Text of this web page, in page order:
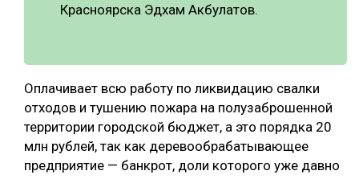
Красноярска Эдхам Акбулатов.
Оплачивает всю работу по ликвидацию свалки
отходов и тушению пожара на полузаброшенной
территории городской бюджет, а это порядка 20
млн рублей, так как деревообрабатывающее
предприятие — банкрот, доли которого уже давно